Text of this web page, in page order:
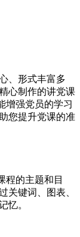
、形式丰富多
心制作的讲党课
增强党员的学习
您提升党课的准
程的主题和目
关键词、图表、
忆。